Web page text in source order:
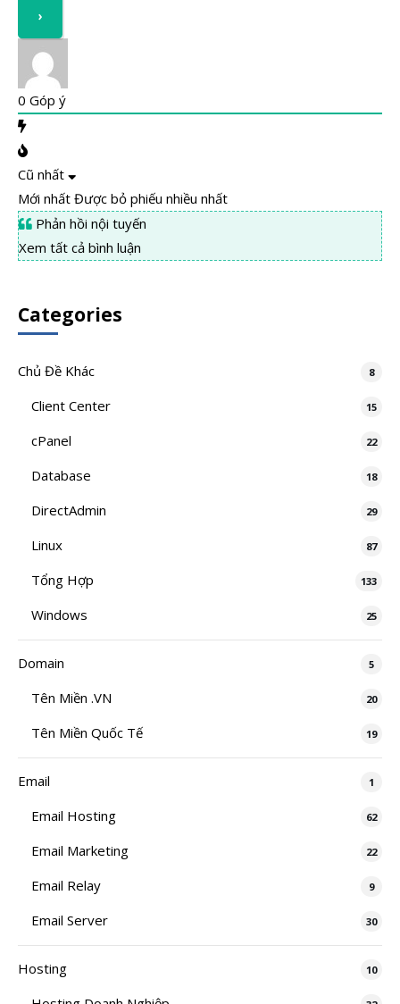
0 Góp ý
Cũ nhất
Mới nhất Được bỏ phiếu nhiều nhất
Phản hồi nội tuyến
Xem tất cả bình luận
Categories
Chủ Đề Khác 8
Client Center 15
cPanel 22
Database 18
DirectAdmin 29
Linux 87
Tổng Hợp 133
Windows 25
Domain 5
Tên Miền .VN 20
Tên Miền Quốc Tế 19
Email 1
Email Hosting 62
Email Marketing 22
Email Relay 9
Email Server 30
Hosting 10